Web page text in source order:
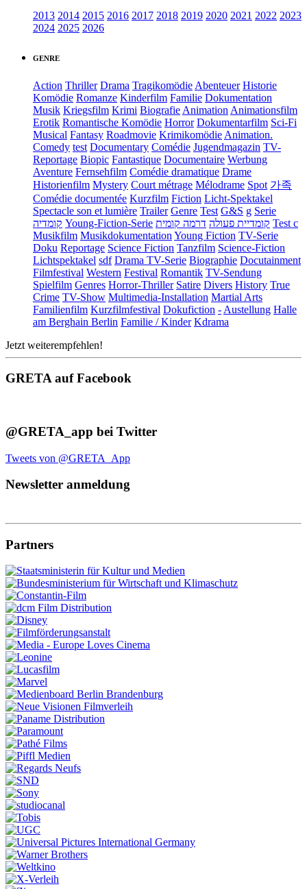
2013 2014 2015 2016 2017 2018 2019 2020 2021 2022 2023
2024 2025 2026
GENRE
Action Thriller Drama Tragikomödie Abenteuer Historie
Komödie Romanze Kinderfilm Familie Dokumentation
Musik Kriegsfilm Krimi Biografie Animation Animationsfilm
Erotik Romantische Komödie Horror Dokumentarfilm Sci-Fi
Musical Fantasy Roadmovie Krimikomödie Animation.
Comedy test Documentary Comédie Jugendmagazin TV-
Reportage Biopic Fantastique Documentaire Werbung
Aventure Fernsehfilm Comédie dramatique Drame
Historienfilm Mystery Court métrage Mélodrame Spot 가족
Comédie documentée Kurzfilm Fiction Licht-Spektakel
Spectacle son et lumière Trailer Genre Test G&S g Serie
קומדיה Young-Fiction-Serie קומדיית פעולה דרמה קומית
Test c
Musikfilm Musikdokumentation Young Fiction TV-Serie
Doku Reportage Science Fiction Tanzfilm Science-Fiction
Lichtspektakel sdf Drama TV-Serie Biographie Docutainment
Filmfestival Western Festival Romantik TV-Sendung
Spielfilm Genres Horror-Thriller Satire Divers History True
Crime TV-Show Multimedia-Installation Martial Arts
Familienfilm Kurzfilmfestival Dokufiction - Austellung Halle
am Berghain Berlin Familie / Kinder Kdrama
Jetzt weiterempfehlen!
GRETA auf Facebook
@GRETA_app bei Twitter
Tweets von @GRETA_App
Newsletter anmeldung
Partners